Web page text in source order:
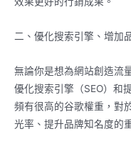
二、優化搜索引擎、增加
無論你是想為網站創造流
優化搜索引擎（SEO）和
頻有很高的谷歌權重，對
光率、提升品牌知名度的